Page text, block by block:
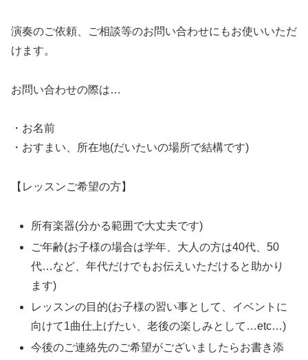
演奏のご依頼、ご相談等のお問い合わせにもお使いいただ
けます。
お問い合わせの際は…
・お名前
・おすまい、所在地(だいたいの場所で結構です)
【レッスンご希望の方】
所有楽器(分かる範囲で大丈夫です)
ご年齢(お子様の場合は学年、大人の方は40代、50
代…など、年代だけでもお伝えいただけると助かり
ます)
レッスンの目的(お子様の習い事として、イベントに
向けて1曲仕上げたい、老後の楽しみとして…etc…)
今後のご連絡先のご希望がございましたらお書き添